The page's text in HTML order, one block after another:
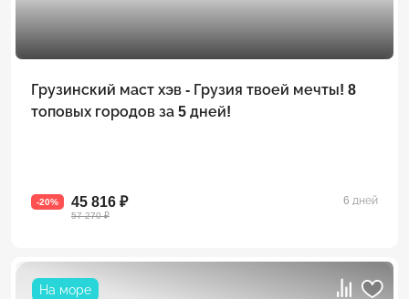
Грузинский маст хэв - Грузия твоей мечты! 8
топовых городов за 5 дней!
-20% 45 816 ₽
57 270 ₽
6 дней
На море